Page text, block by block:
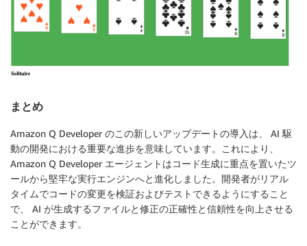
まとめ
Amazon Q Developer のこの新しいアップデートの導入は、 AI 駆
動の開発における重要な進歩を意味しています。これにより、
Amazon Q Developer エージェントはコード生成に重点を置いたツ
ールから堅牢な実行エンジンへと進化しました。開発者がリアル
タイムでコードの変更を検証およびテストできるようにすること
で、 AI が生成するファイルと修正の正確性と信頼性を向上させる
ことができます。